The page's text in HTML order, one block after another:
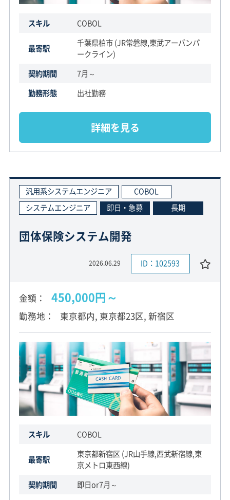
スキル COBOL
最寄駅
千葉県柏市 (JR常磐線,東武アーバンパ
ークライン)
契約期間
7月～
勤務形態
出社勤務
詳細を見る
汎用系システムエンジニア
COBOL
システムエンジニア
即日・急募 長期
団体保険システム開発
2026.06.29 ID：102593
金額 450,000円～
勤務地 東京都内, 東京都23区, 新宿区
スキル COBOL
最寄駅
東京都新宿区 (JR山手線,西武新宿線,東
京メトロ東西線)
契約期間
即日or7月～